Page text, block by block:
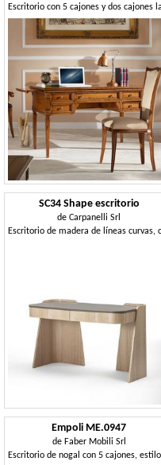
SC34 Shape escritorio
de Carpanelli Srl
Empoli ME.0947
de Faber Mobili Srl